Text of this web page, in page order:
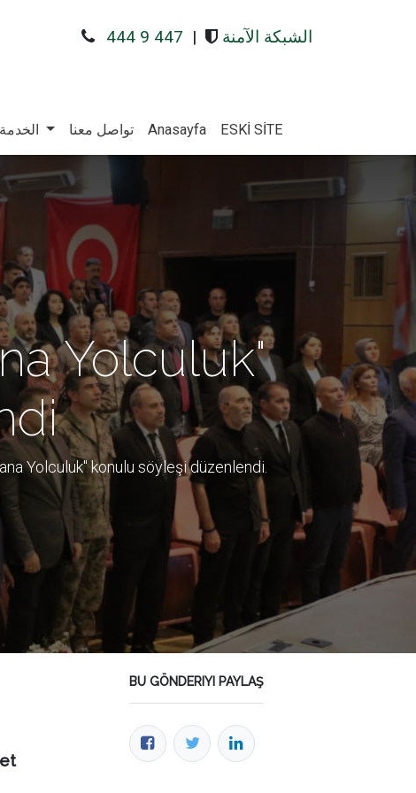
444 9 447 | الشبكة الآمنة
الخدمة تواصل معنا Anasayfa ESKİ SİTE
Yolculuk"
Yolculuk" konulu söyleşi düzenlendi.
BU GÖNDERIYI PAYLAŞ